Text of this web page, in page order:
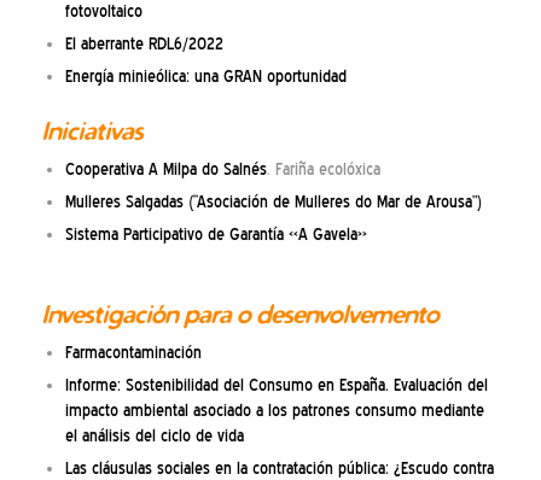
fotovoltaico
El aberrante RDL6/2022
Energía minieólica: una GRAN oportunidad
Iniciativas
Cooperativa A Milpa do Salnés. Fariña ecolóxica
Mulleres Salgadas (“Asociación de Mulleres do Mar de Arousa”)
Sistema Participativo de Garantía «A Gavela»
Investigación para o desenvolvemento
Farmacontaminación
Informe: Sostenibilidad del Consumo en España. Evaluación del
impacto ambiental asociado a los patrones consumo mediante
el análisis del ciclo de vida
Las cláusulas sociales en la contratación pública: ¿Escudo contra